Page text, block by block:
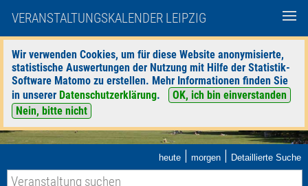
VERANSTALTUNGSKALENDER LEIPZIG
Wir verwenden Cookies, um für diese Website anonymisierte,
statistische Auswertungen der Nutzung mit Hilfe der Statistik-
Software Matomo zu erstellen. Mehr Informationen finden Sie
in unserer Datenschutzerklärung.
OK, ich bin einverstanden
Nein, bitte nicht
heute | morgen | Detaillierte Suche